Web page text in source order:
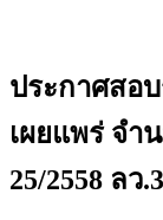
ประกาศสอ
เผยแพร่ จำ
25/2558 ลว